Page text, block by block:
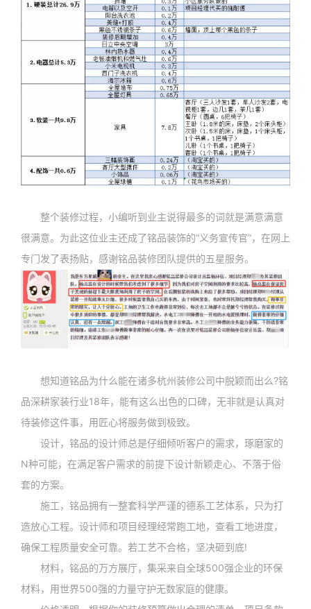
整个装修过程，小编听到业主说得最多的词就是满意满意
很满意。为此这位业主还成了铭品装饰的“义务宣传官”，在网上
专门发了表扬贴，感谢铭品装修团队提供的五星服务。
想知道铭品为什么能在诸多杭州装修公司中脱颖而出么?铭
品深耕家装行业18年，能有这么出色的口碑，无非就是认真对
待装修这件事，用匠心将服务做到极致。
设计，铭品的设计师总是仔细倾听客户的需求，琢磨家的
N种可能，在满足客户需求的前提下设计新颖走心、不落于俗
套的方案。
施工，铭品拥有一整套科学严谨的德系工艺体系，只为打
造放心工程。设计师和项目经理经常跑工地，查看工地进度，
确保工程质量安全可靠。若工艺不合格，坚决砸到底!
材料，铭品的万方展厅，集采来自全球500强企业的环保
材料，用世界500强的力量守护无数家庭的健康。